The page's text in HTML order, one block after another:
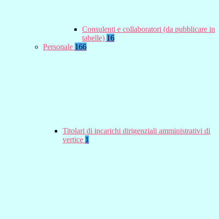
Consulenti e collaboratori (da pubblicare in
tabelle) 16
Personale 166
Titolari di incarichi dirigenziali amministrativi di
vertice 1